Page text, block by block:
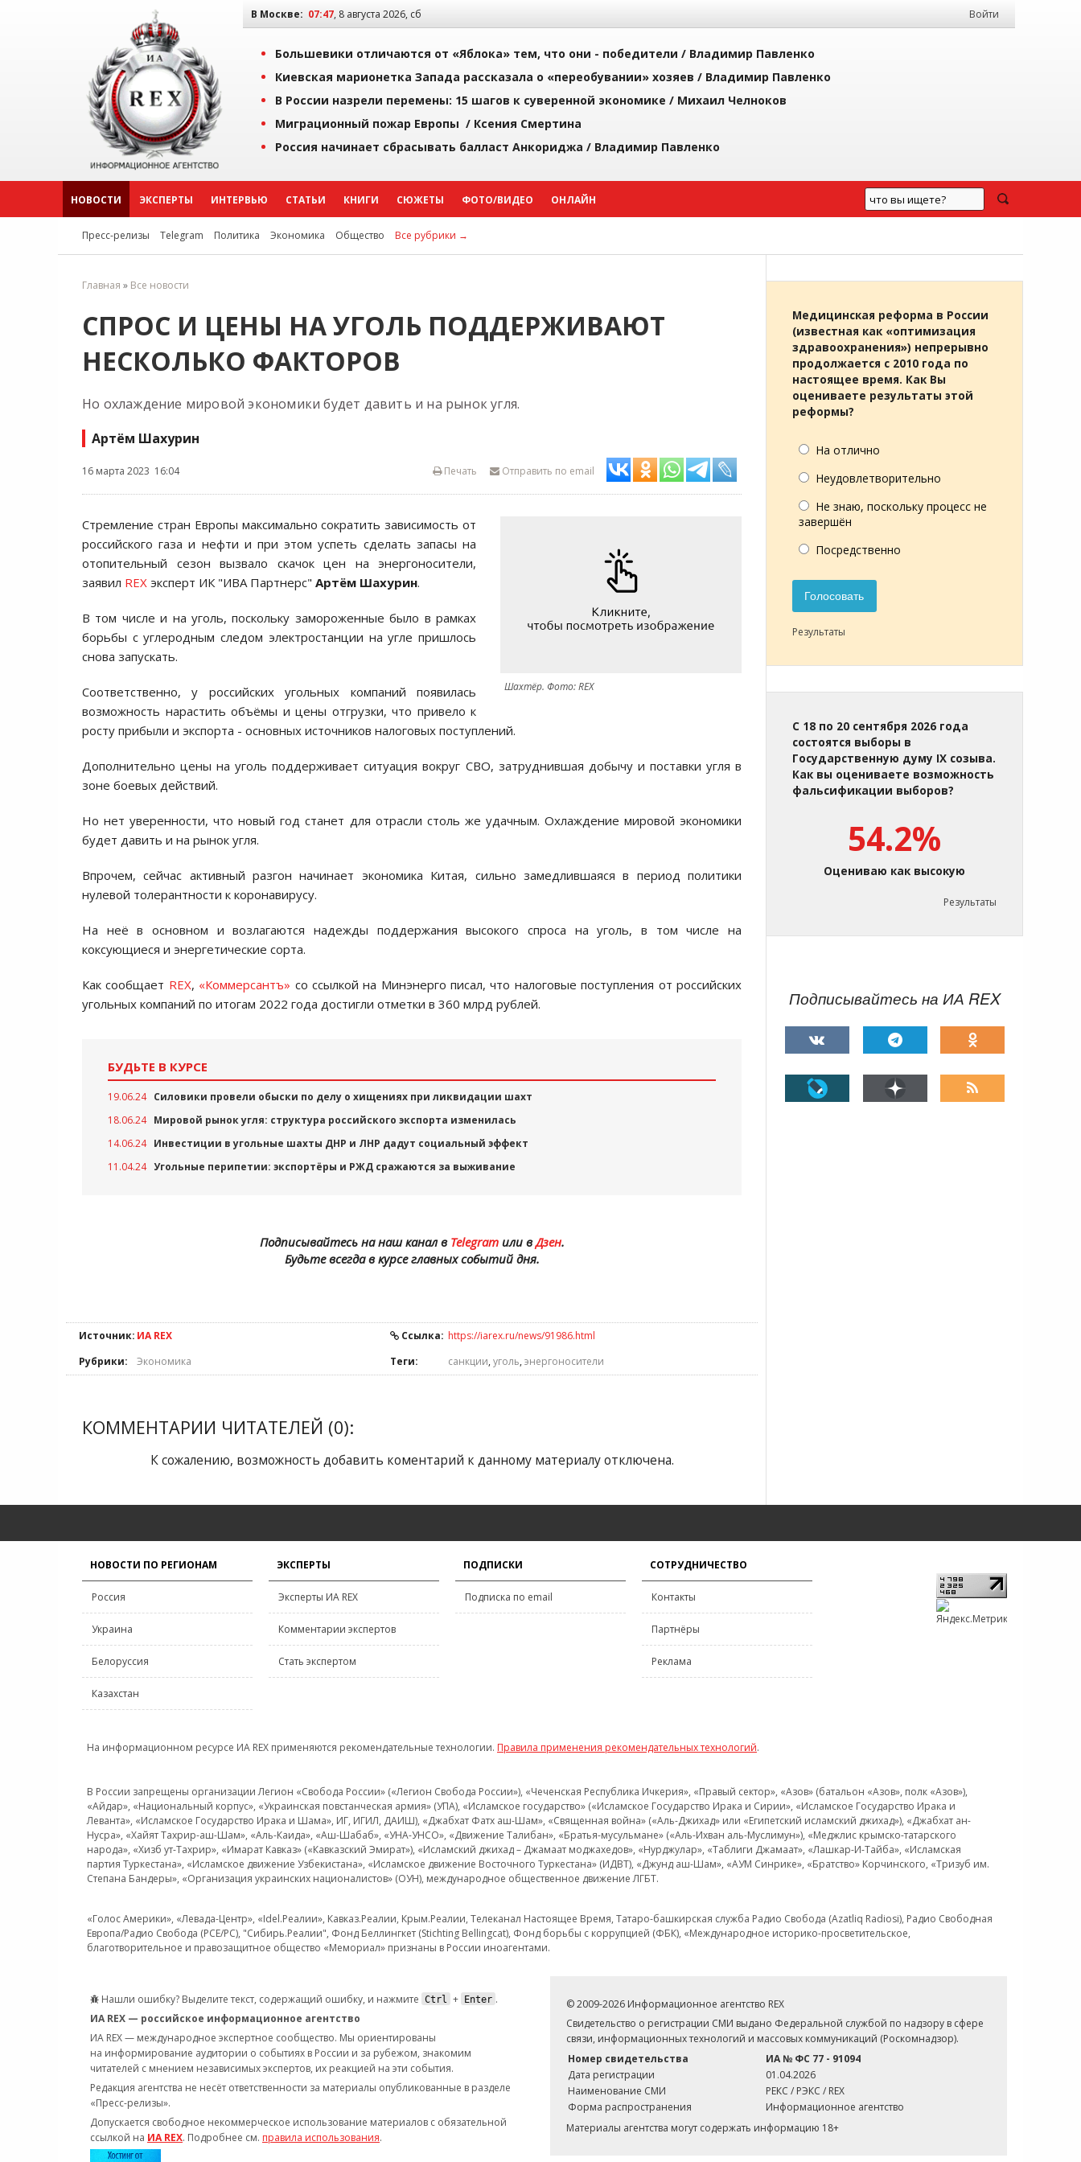
В Москве: 07:47, 8 августа 2026, сб Войти
Большевики отличаются от «Яблока» тем, что они - победители / Владимир Павленко
Киевская марионетка Запада рассказала о «переобувании» хозяев / Владимир Павленко
В России назрели перемены: 15 шагов к суверенной экономике / Михаил Челноков
Миграционный пожар Европы / Ксения Смертина
Россия начинает сбрасывать балласт Анкориджа / Владимир Павленко
НОВОСТИ ЭКСПЕРТЫ ИНТЕРВЬЮ СТАТЬИ КНИГИ СЮЖЕТЫ ФОТО/ВИДЕО ОНЛАЙН
Пресс-релизы Telegram Политика Экономика Общество Все рубрики →
Главная » Все новости
СПРОС И ЦЕНЫ НА УГОЛЬ ПОДДЕРЖИВАЮТ
НЕСКОЛЬКО ФАКТОРОВ
Но охлаждение мировой экономики будет давить и на рынок угля.
Артём Шахурин
16 марта 2023 16:04 Отправить по email
Печать
Шахтёр. Фото: REX
Стремление стран Европы максимально сократить зависимость от
российского газа и нефти и при этом успеть сделать запасы на
отопительный сезон вызвало скачок цен на энергоносители,
заявил REX эксперт ИК "ИВА Партнерс" Артём Шахурин.
В том числе и на уголь, поскольку замороженные было в рамках
борьбы с углеродным следом электростанции на угле пришлось
снова запускать.
Соответственно, у российских угольных компаний появилась
возможность нарастить объёмы и цены отгрузки, что привело к
росту прибыли и экспорта - основных источников налоговых поступлений.
Дополнительно цены на уголь поддерживает ситуация вокруг СВО, затруднившая добычу и поставки угля в
зоне боевых действий.
Но нет уверенности, что новый год станет для отрасли столь же удачным. Охлаждение мировой экономики
будет давить и на рынок угля.
Впрочем, сейчас активный разгон начинает экономика Китая, сильно замедлившаяся в период политики
нулевой толерантности к коронавирусу.
На неё в основном и возлагаются надежды поддержания высокого спроса на уголь, в том числе на
коксующиеся и энергетические сорта.
Как сообщает REX, «Коммерсантъ» со ссылкой на Минэнерго писал, что налоговые поступления от российских
угольных компаний по итогам 2022 года достигли отметки в 360 млрд рублей.
БУДЬТЕ В КУРСЕ
19.06.24 Силовики провели обыски по делу о хищениях при ликвидации шахт
18.06.24 Мировой рынок угля: структура российского экспорта изменилась
14.06.24 Инвестиции в угольные шахты ДНР и ЛНР дадут социальный эффект
11.04.24 Угольные перипетии: экспортёры и РЖД сражаются за выживание
Подписывайтесь на наш канал в Telegramили вДзен.
Будьте всегда в курсе главных событий дня.
Источник: ИА REX Ссылка: https://iarex.ru/news/91986.html
Рубрики:
Экономика Теги: санкции, уголь, энергоносители
КОММЕНТАРИИ ЧИТАТЕЛЕЙ (0):
К сожалению, возможность добавить коментарий к данному материалу отключена.
Медицинская реформа в России
(известная как «оптимизация
здравоохранения») непрерывно
продолжается с 2010 года по
настоящее время. Как Вы
оцениваете результаты этой
реформы?
На отлично
Неудовлетворительно
Не знаю, поскольку процесс не
завершён
Посредственно
Голосовать
Результаты
С 18 по 20 сентября 2026 года
состоятся выборы в
Государственную думу IX созыва.
Как вы оцениваете возможность
фальсификации выборов?
54.2%
Оцениваю как высокую
Результаты
Подписывайтесь на ИА REX
НОВОСТИ ПО РЕГИОНАМ
Россия
Украина
Белоруссия
Казахстан
ЭКСПЕРТЫ
Эксперты ИА REX
Комментарии экспертов
Стать экспертом
ПОДПИСКИ
Подписка по email
СОТРУДНИЧЕСТВО
Контакты
Партнёры
Реклама
На информационном ресурсе ИА REX применяются рекомендательные технологии. Правила применения рекомендательных технологий.
В России запрещены организации Легион «Свобода России» («Легион Свобода России»), «Чеченская Республика Ичкерия», «Правый сектор», «Азов» (батальон «Азов», полк «Азов»),
«Айдар», «Национальный корпус», «Украинская повстанческая армия» (УПА), «Исламское государство» («Исламское Государство Ирака и Сирии», «Исламское Государство Ирака и
Леванта», «Исламское Государство Ирака и Шама», ИГ, ИГИЛ, ДАИШ), «Джабхат Фатх аш-Шам», «Священная война» («Аль-Джихад» или «Египетский исламский джихад»), «Джабхат ан-
Нусра», «Хайят Тахрир-аш-Шам», «Аль-Каида», «Аш-Шабаб», «УНА-УНСО», «Движение Талибан», «Братья-мусульмане» («Аль-Ихван аль-Муслимун»), «Меджлис крымско-татарского
народа», «Хизб ут-Тахрир», «Имарат Кавказ» («Кавказский Эмират»), «Исламский джихад – Джамаат моджахедов», «Нурджулар», «Таблиги Джамаат», «Лашкар-И-Тайба», «Исламская
партия Туркестана», «Исламское движение Узбекистана», «Исламское движение Восточного Туркестана» (ИДВТ), «Джунд аш-Шам», «АУМ Синрике», «Братство» Корчинского, «Тризуб им.
Степана Бандеры», «Организация украинских националистов» (ОУН), международное общественное движение ЛГБТ.
«Голос Америки», «Левада-Центр», «Idel.Реалии», Кавказ.Реалии, Крым.Реалии, Телеканал Настоящее Время, Татаро-башкирская служба Радио Свобода (Azatliq Radiosi), Радио Свободная
Европа/Радио Свобода (PCE/PC), "Сибирь.Реалии", Фонд Беллингкет (Stichting Bellingcat), Фонд борьбы с коррупцией (ФБК), «Международное историко-просветительское,
благотворительное и правозащитное общество «Мемориал» признаны в России иноагентами.
Нашли ошибку? Выделите текст, содержащий ошибку, и нажмите Ctrl + Enter .
ИА REX — российское информационное агентство
ИА REX — международное экспертное сообщество. Мы ориентированы
на информирование аудитории о событиях в России и за рубежом, знакомим
читателей с мнением независимых экспертов, их реакцией на эти события.
Редакция агентства не несёт ответственности за материалы опубликованные в разделе
«Пресс-релизы».
Допускается свободное некоммерческое использование материалов с обязательной
ссылкой на ИА REX. Подробнее см. правила использования.
© 2009-2026 Информационное агентство REX
Свидетельство о регистрации СМИ выдано Федеральной службой по надзору в сфере
связи, информационных технологий и массовых коммуникаций (Роскомнадзор).
Номер свидетельства
ИА № ФС 77 - 91094
Дата регистрации
01.04.2026
Наименование СМИ
РЕКС / РЭКС / REX
Форма распространения
Информационное агентство
Материалы агентства могут содержать информацию 18+